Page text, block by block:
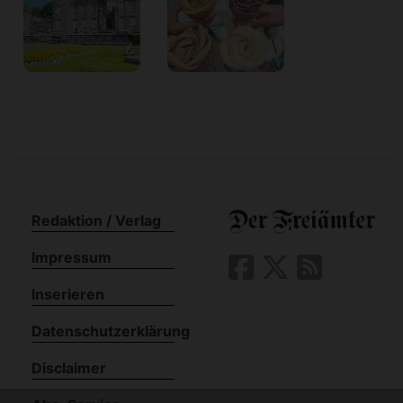
Redaktion / Verlag
Impressum
Inserieren
Datenschutzerklärung
Disclaimer